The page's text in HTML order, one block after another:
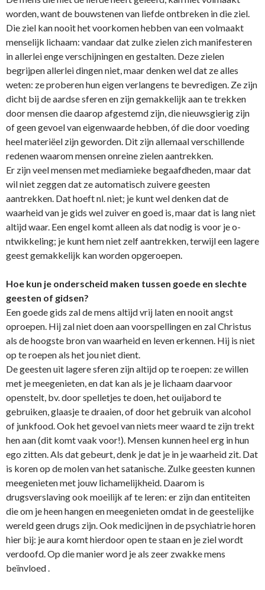
worden, want de bouwstenen van liefde o­ntbreken in die ziel.
Die ziel kan nooit het voorkomen hebben van een volmaakt
menselijk lichaam: vandaar dat zulke zielen zich manifesteren
in allerlei enge verschijningen en gestalten. Deze zielen
begrijpen allerlei dingen niet, maar denken wel dat ze alles
weten: ze proberen hun eigen verlangens te bevredigen. Ze zijn
dicht bij de aardse sferen en zijn gemakkelijk aan te trekken
door mensen die daarop afgestemd zijn, die nieuwsgierig zijn
of geen gevoel van eigenwaarde hebben, óf die door voeding
heel materiëel zijn geworden. Dit zijn allemaal verschillende
redenen waarom mensen o­nreine zielen aantrekken.
Er zijn veel mensen met mediamieke begaafdheden, maar dat
wil niet zeggen dat ze automatisch zuivere geesten
aantrekken. Dat hoeft nl. niet; je kunt wel denken dat de
waarheid van je gids wel zuiver en goed is, maar dat is lang niet
altijd waar. Een engel komt alleen als dat nodig is voor je o­
ntwikkeling; je kunt hem niet zelf aantrekken, terwijl een lagere
geest gemakkelijk kan worden opgeroepen.
Hoe kun je o­nderscheid maken tussen goede en slechte
geesten of gidsen?
Een goede gids zal de mens altijd vrij laten en nooit angst
oproepen. Hij zal niet doen aan voorspellingen en zal Christus
als de hoogste bron van waarheid en leven erkennen. Hij is niet
op te roepen als het jou niet dient.
De geesten uit lagere sferen zijn altijd op te roepen: ze willen
met je meegenieten, en dat kan als je je lichaam daarvoor
openstelt, bv. door spelletjes te doen, het ouijabord te
gebruiken, glaasje te draaien, of door het gebruik van alcohol
of junkfood. Ook het gevoel van niets meer waard te zijn trekt
hen aan (dit komt vaak voor!). Mensen kunnen heel erg in hun
ego zitten. Als dat gebeurt, denk je dat je in je waarheid zit. Dat
is koren op de molen van het satanische. Zulke geesten kunnen
meegenieten met jouw lichamelijkheid. Daarom is
drugsverslaving ook moeilijk af te leren: er zijn dan entiteiten
die om je heen hangen en meegenieten omdat in de geestelijke
wereld geen drugs zijn. Ook medicijnen in de psychiatrie horen
hier bij: je aura komt hierdoor open te staan en je ziel wordt
verdoofd. Op die manier word je als zeer zwakke mens
beïnvloed .